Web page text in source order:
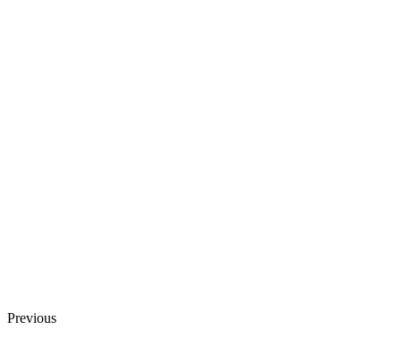
Previous